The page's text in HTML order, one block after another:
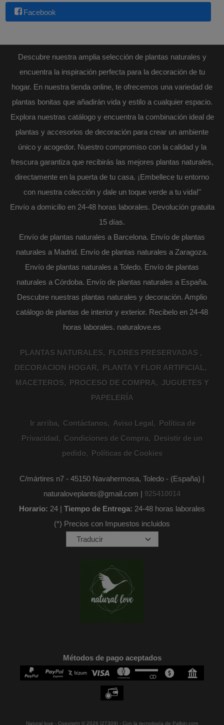
Facebook
Descubre nuestra amplia selección de plantas naturales y
encuentra la inspiración perfecta para la decoración de tu
hogar. En nuestra tienda online, te ofrecemos una variedad de
plantas bonitas que añadirán vida y estilo a cualquier espacio.
Explora nuestras catálogo y encuentra la combinación ideal de
plantas y accesorios de decoración para crear un ambiente
único y acogedor. Nuestro compromiso con la calidad y la
frescura garantiza que recibirás las mejores plantas naturales,
directamente en la puerta de tu casa. ¡Embellece tu entorno
con nuestra colección y dale un toque verde a tu vida!"
Envío a domicilio en 24-48 horas laborales. Devolución gratuita
15 días.
Envío de plantas naturales a Barcelona. Envío de plantas
naturales a Madrid. Envío de plantas naturales a Zaragoza.
Envío de plantas naturales a Toledo. Envío de plantas
naturales a Córdoba. Envío de plantas naturales a España.
Descubre nuestras plantas naturales y decoración. Amplio
catálogo de plantas de interior y exterior. Recibelo en 24-48
horas laborales. naturalove.es
PLANTAS NATURALES
FLORES PRESERVADAS
DECORACION HOGAR
PLANTA Y FLOR ARTIFICIAL
MACETEROS
PROCESO DE COMPRA
JUGUETES Y
PAPELERÍA
Ir arriba Contáctanos Aviso Legal
Política de
Privacidad
Condiciones de Compra
Desistir de un
pedido
Políticas de Cookies
C/mártires n7 - 45150 Navahermosa, Toledo - (España) |
naturaloveplants@gmail.com | 925410014
Horario: 24 | Tiempo de Entrega: 24-48 horas laborales
(*) Precios con Impuestos incluidos
Métodos de pago aceptados
Natural love - Copyright © 2026 [27309] - Con la tecnología de Palbin.com